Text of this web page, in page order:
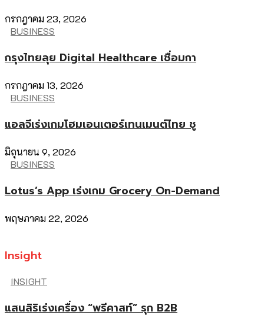
กรกฎาคม 23, 2026
BUSINESS
กรุงไทยลุย Digital Healthcare เชื่อมกา
กรกฎาคม 13, 2026
BUSINESS
แอลจีเร่งเกมโฮมเอนเตอร์เทนเมนต์ไทย ชู
มิถุนายน 9, 2026
BUSINESS
Lotus’s App เร่งเกม Grocery On-Demand
พฤษภาคม 22, 2026
Insight
INSIGHT
แสนสิริเร่งเครื่อง “พรีคาสท์” รุก B2B